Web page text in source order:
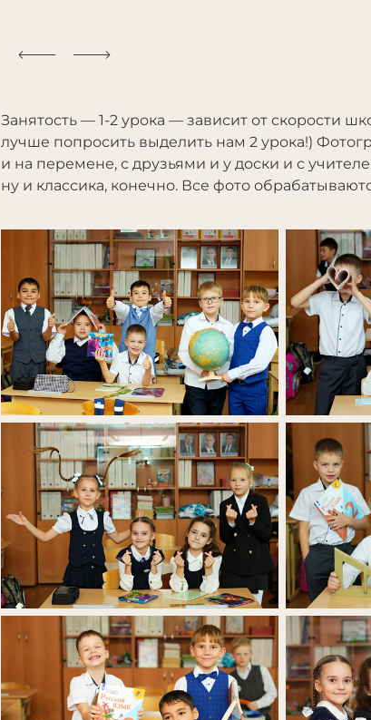
Занятость — 1-2 урока — зависит от скорости
лучше попросить выделить нам 2 урока!)
и на перемене, с друзьями и у доски и с
ну и классика, конечно. Все фото